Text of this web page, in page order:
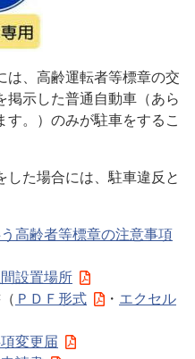
は、高齢運転者等標章の交
掲示した普通自動車（あら
。）のみが駐車をするこ
した場合には、駐車違反と
高齢者等標章の注意事項
設置場所
ＰＤＦ形式 ・ エクセル
変更届